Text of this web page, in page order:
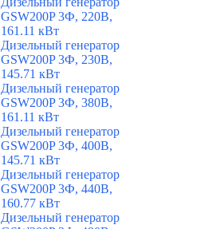
GSW200P 3Ф, 220В,
161.11 кВт
Дизельный генератор
GSW200P 3Ф, 230В,
145.71 кВт
Дизельный генератор
GSW200P 3Ф, 380В,
161.11 кВт
Дизельный генератор
GSW200P 3Ф, 400В,
145.71 кВт
Дизельный генератор
GSW200P 3Ф, 440В,
160.77 кВт
Дизельный генератор